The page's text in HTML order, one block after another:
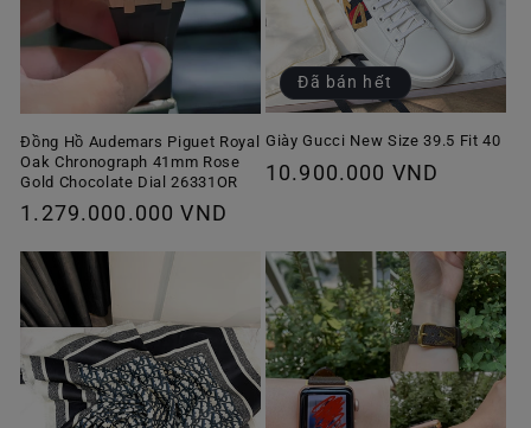
Đồng Hồ Audemars Piguet Royal
Oak Chronograph 41mm Rose
Gold Chocolate Dial 26331OR
Giá
thường
1.279.000.000 VND
Đã bán hết
Giày Gucci New Size 39.5 Fit 40
Giá
10.900.000 VND